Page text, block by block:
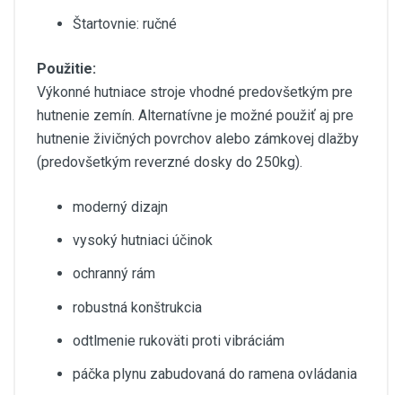
Štartovnie: ručné
Použitie:
Výkonné hutniace stroje vhodné predovšetkým pre
hutnenie zemín. Alternatívne je možné použiť aj pre
hutnenie živičných povrchov alebo zámkovej dlažby
(predovšetkým reverzné dosky do 250kg).
moderný dizajn
vysoký hutniaci účinok
ochranný rám
robustná konštrukcia
odtlmenie rukoväti proti vibráciám
páčka plynu zabudovaná do ramena ovládania